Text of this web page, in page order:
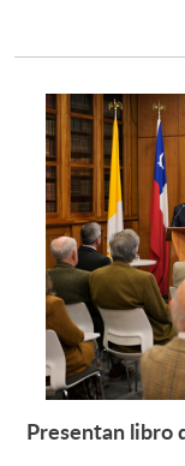
Presentan libro